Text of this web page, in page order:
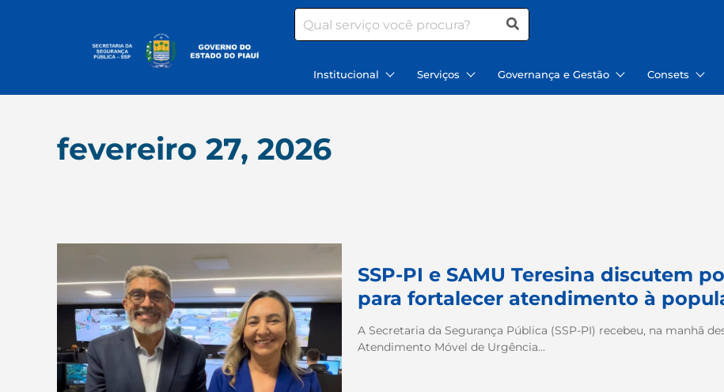
Search
Institucional Serviços Governança e Gestão Consets
fevereiro 27, 2026
SSP-PI e SAMU Teresina discutem
para fortalecer atendimento à
A Secretaria da Segurança Pública (SSP-PI) recebeu, na manhã
Atendimento Móvel de Urgência...